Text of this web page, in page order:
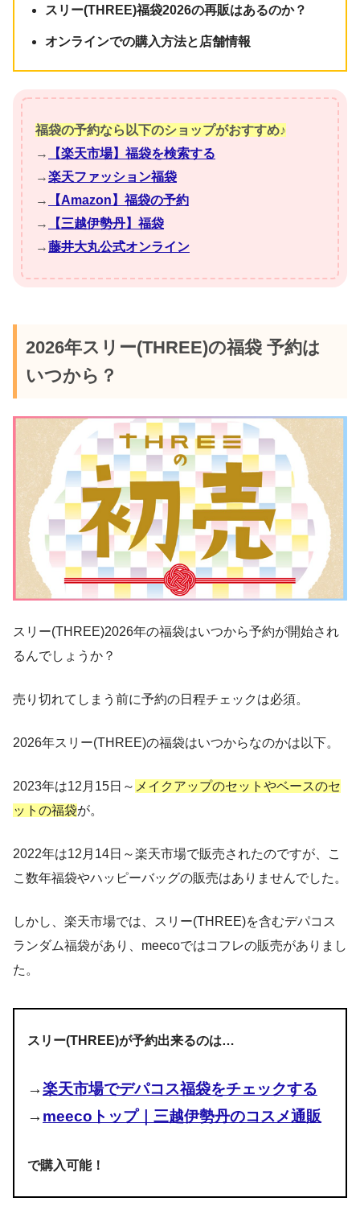
スリー(THREE)福袋2026の再販はあるのか？
オンラインでの購入方法と店舗情報
福袋の予約なら以下のショップがおすすめ♪
→
【楽天市場】福袋を検索する
→楽天ファッション福袋
→
【Amazon】福袋の予約
→
【三越伊勢丹】福袋
→藤井大丸公式オンライン
2026年スリー(THREE)の福袋 予約は
いつから？
スリー(THREE)2026年の福袋はいつから予約が開始され
るんでしょうか？
売り切れてしまう前に予約の日程チェックは必須。
2026年スリー(THREE)の福袋はいつからなのかは以下。
2023年は12月15日～ メイクアップのセットやベースのセ
ットの福袋が。
2022年は12月14日～楽天市場で販売されたのですが、こ
こ数年福袋やハッピーバッグの販売はありませんでした。
しかし、楽天市場では、スリー(THREE)を含むデパコス
ランダム福袋があり、meecoではコフレの販売がありまし
た。
スリー(THREE)が予約出来るのは…
→楽天市場でデパコス福袋をチェックする
→ meecoトップ｜三越伊勢丹のコスメ通販
で購入可能！